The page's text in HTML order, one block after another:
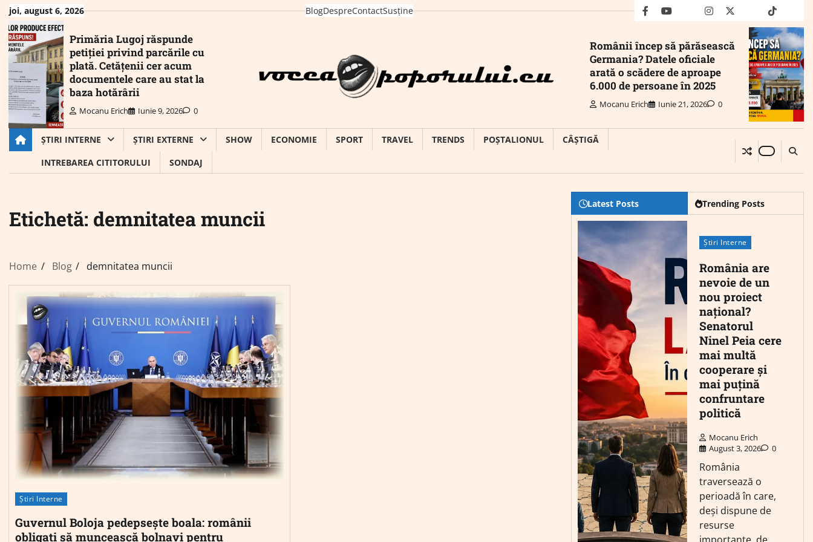
Skip
content
joi, august 6, 2026 BlogDespreContactSusține facebookyoutubeMailinstagram
twitter truthtiktok
Primăria Lugoj răspunde
petiției privind parcările cu
plată. Cetățenii cer acum
documentele care au stat la
baza hotărârii
Mocanu Erich Iunie 9, 2026 0
Românii încep să părăsească
Germania? Datele oficiale
arată o scădere de aproape
6.000 de persoane în 2025
Mocanu Erich Iunie 21, 2026 0
ȘTIRI INTERNE ȘTIRI EXTERNE SHOW ECONOMIE SPORT TRAVEL TRENDS POȘTALIONUL
CÂȘTIGĂ
INTREBAREA CITITORULUI
SONDAJ
Etichetă: demnitatea muncii
Home Blog demnitatea muncii
Știri Interne
Guvernul Boloja pedepsește boala: românii
obligați să muncească bolnavi pentru
Latest Posts Trending Posts
Știri Interne
România are
nevoie de un
nou proiect
național?
Senatorul
Ninel Peia cere
mai multă
cooperare și
mai puțină
confruntare
politică
Mocanu Erich
August 3, 2026
0
România
traversează o
perioadă în care,
deși dispune de
resurse